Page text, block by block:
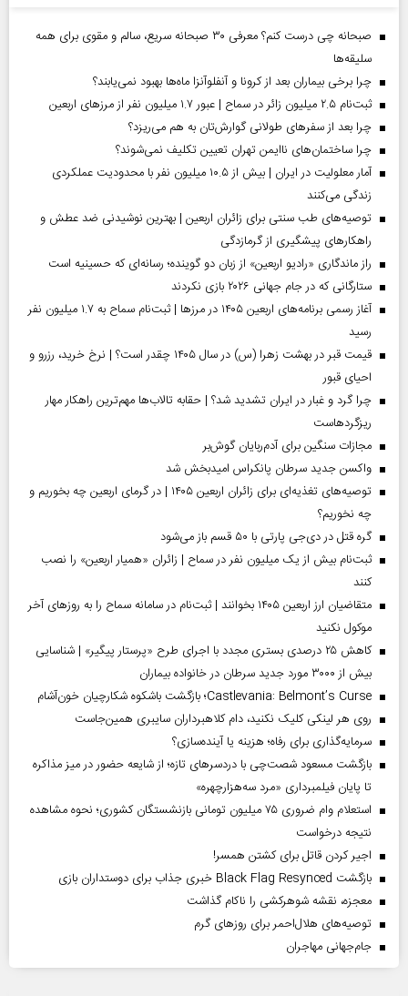
صبحانه چی درست کنم؟ معرفی ۳۰ صبحانه سریع، سالم و مقوی برای همه
سلیقه‌ها
چرا برخی بیماران بعد از کرونا و آنفلوآنزا ماه‌ها بهبود نمی‌یابند؟
ثبت‌نام ۲.۵ میلیون زائر در سماح | عبور ۱.۷ میلیون نفر از مرز‌های اربعین
چرا بعد از سفرهای طولانی گوارش‌تان به هم می‌ریزد؟
چرا ساختمان‌های ناایمن تهران تعیین تکلیف نمی‌شوند؟
آمار معلولیت در ایران | بیش از ۱۰.۵ میلیون نفر با محدودیت عملکردی
زندگی می‌کنند
توصیه‌های طب سنتی برای زائران اربعین | بهترین نوشیدنی ضد عطش و
راهکارهای پیشگیری از گرمازدگی
راز ماندگاری «رادیو اربعین» از زبان دو گوینده؛ رسانه‌ای که حسینیه است
ستارگانی که در جام جهانی ۲۰۲۶ بازی نکردند
آغاز رسمی برنامه‌های اربعین ۱۴۰۵ در مرز‌ها | ثبت‌نام سماح به ۱.۷ میلیون نفر
رسید
قیمت قبر در بهشت زهرا (س) در سال ۱۴۰۵ چقدر است؟ | نرخ خرید، رزرو و
احیای قبور
چرا گرد و غبار در ایران تشدید شد؟ | حقابه تالاب‌ها مهم‌ترین راهکار مهار
ریزگردهاست
مجازات سنگین برای آدم‌ربایان گوش‌بر
واکسن جدید سرطان پانکراس امیدبخش شد
توصیه‌های تغذیه‌ای برای زائران اربعین ۱۴۰۵ | در گرمای اربعین چه بخوریم و
چه نخوریم؟
گره قتل در دی‌جی پارتی با ۵۰ قسم باز می‌شود
ثبت‌نام بیش از یک میلیون نفر در سماح | زائران «همیار اربعین» را نصب
کنند
متقاضیان ارز اربعین ۱۴۰۵ بخوانند | ثبت‌نام در سامانه سماح را به روز‌های آخر
موکول نکنید
کاهش ۲۵ درصدی بستری مجدد با اجرای طرح «پرستار پیگیر» | شناسایی
بیش از ۳۰۰۰ مورد جدید سرطان در خانواده بیماران
Castlevania: Belmont’s Curse؛ بازگشت باشکوه شکارچیان خون‌آشام
روی هر لینکی کلیک نکنید، دام کلاهبرداران سایبری همین‌جاست
سرمایه‌گذاری برای رفاه؛ هزینه یا آینده‌سازی؟
بازگشت مسعود شصت‌چی با دردسر‌های تازه؛ از شایعه حضور در میز مذاکره
تا پایان فیلمبرداری «مرد سه‌هزارچهره»
استعلام وام ضروری ۷۵ میلیون تومانی بازنشستگان کشوری؛ نحوه مشاهده
نتیجه درخواست
اجیر کردن قاتل برای کشتن همسر!
بازگشت Black Flag Resynced خبری جذاب برای دوستداران بازی
معجزه، نقشه شوهرکشی را ناکام گذاشت
توصیه‌های هلال‌احمر برای روز‌های گرم
جام‌جهانی مهاجران